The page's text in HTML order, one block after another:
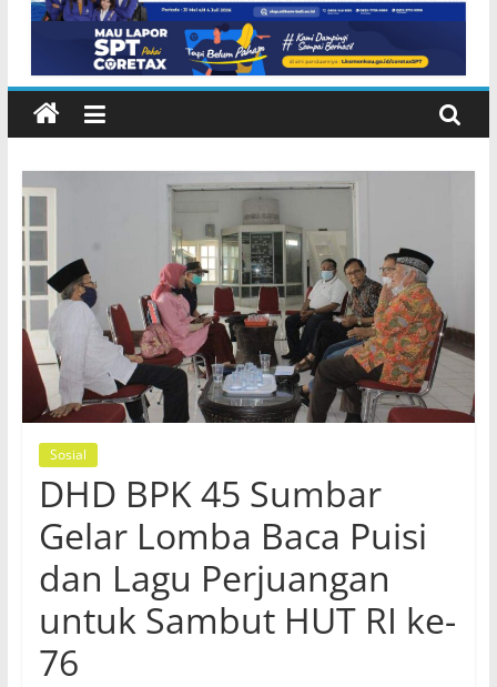
Sosial
DHD BPK 45 Sumbar
Gelar Lomba Baca Puisi
dan Lagu Perjuangan
untuk Sambut HUT RI ke-
76